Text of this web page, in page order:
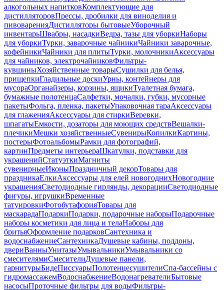
алкогольных напитковКомплектующие для
дистилляторовПрессы, дробилки для виноделия и
пивоваренияДистилляторы бытовыеУборочный
инвентарьШвабры, насадкиВедра, тазы для уборкиНаборы
для уборкиТурки, заварочные чайникиЧайники заварочные,
кофейникиЧайники для плитыТурки, молочникиАксессуары
для чайников, электрочайниковФильтры-
кувшиныХозяйственные товарыСушилки для белья,
прищепкиГладильные доскиУрны, контейнеры для
мусораОрганайзеры, корзины, ящикиТуалетная бумага,
бумажные полотенцаСалфетки, мочалки, губки, мусорные
пакетыФольга, пленка, пакетыУпаковочная тараАксессуары
для глаженияАксессуары для стиркиВеревки,
шпагатыЕмкости, дозаторы для моющих средствВешалки-
плечикиМешки хозяйственныеСувенирыКопилкиКартины,
постерыФотоальбомыРамки для фотографий,
картинПредметы интерьераШкатулки, подставки для
украшенийСтатуэткиМагниты
сувенирныеИконыПраздничный декорТовары для
праздникаЕлкиАксессуары для елей новогоднихНовогодние
украшенияСветодиодные гирлянды, декорацииСветодиодные
фигуры, игрушкиВременные
татуировкиФотобутафорияТовары для
маскарадаПодаркиПодарки, подарочные наборыПодарочные
наборы косметики для лица и телаНаборы для
бритьяОформление подарковСантехника и
водоснабжениеСантехникаДушевые кабины, поддоны,
двериВанныУнитазыУмывальникиУмывальники со
смесителямиСмесителиДушевые панели,
гарнитурыБидеПиссуарыПолотенцесушителиСпа-бассейны с
гидромассажемВодоснабжениеВодонагревателиБытовые
насосыПроточные фильтры для водыФильтры-